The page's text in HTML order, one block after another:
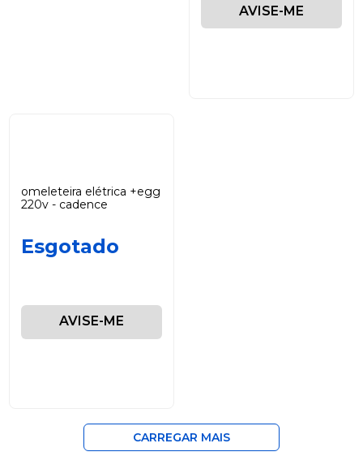
AVISE-ME
omeleteira elétrica +egg
220v - cadence
Esgotado
AVISE-ME
CARREGAR MAIS